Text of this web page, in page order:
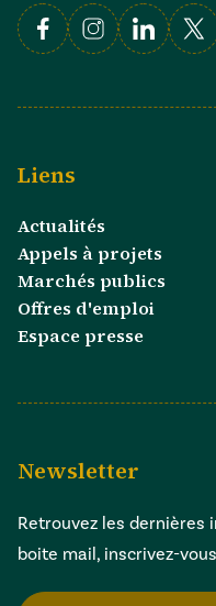
FacebookInstagramLinkedin
X
Liens
Actualités
Appels à projets
Marchés publics
Offres d'emploi
Espace presse
Newsletter
Retrouvez les dernières
boite mail, inscrivez-